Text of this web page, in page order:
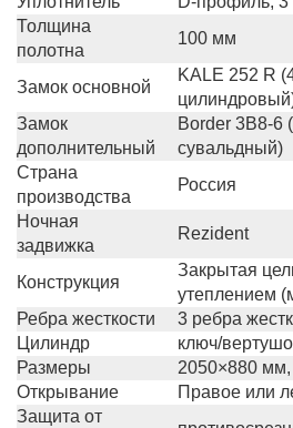
Толщина
полотна
100 мм
Замок основной
KALE 252 R
Замок
дополнительный
Border 3B8-6
сувальдный)
Страна
производства
Россия
Ночная
задвижка
Rezident
Конструкция
Закрытая
утеплением
Ребра жесткости
3 ребра
Цилиндр
ключ/
Размеры
2050×880
Открывание
Правое или
Защита от